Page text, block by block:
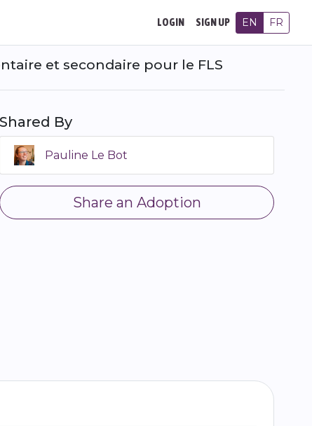
LOGIN SIGN UP EN FR
et secondaire pour le FLS
Shared By
Pauline Le Bot
Share an Adoption